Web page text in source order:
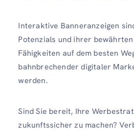
Interaktive Banneranzeigen
Potenzials und ihrer bewährten
Fähigkeiten auf dem besten
bahnbrechender digitaler
werden.
Sind Sie bereit, Ihre
zukunftssicher zu machen?